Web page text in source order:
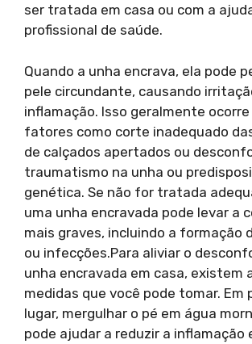
ser tratada em casa ou com a
profissional de saúde.
Quando a unha encrava, ela pode
pele circundante, causando
inflamação. Isso geralmente ocorre
fatores como corte inadequado
de calçados apertados ou
traumatismo na unha ou
genética. Se não for tratada
uma unha encravada pode levar a
mais graves, incluindo a formação
ou infecções.Para aliviar o
unha encravada em casa, existem
medidas que você pode tomar. Em
lugar, mergulhar o pé em água
pode ajudar a reduzir a inflamação